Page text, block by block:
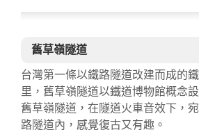
舊草嶺隧道
台灣第一條以鐵路隧道改建而成的
里，舊草嶺隧道以鐵道博物館概念
舊草嶺隧道，在隧道火車音效下，
路隧道內，感覺復古又有趣。